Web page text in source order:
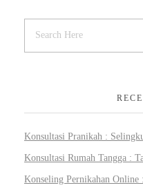
Konsultasi Pranikah :
Konsultasi Rumah Tangga :
Konseling Pernikahan